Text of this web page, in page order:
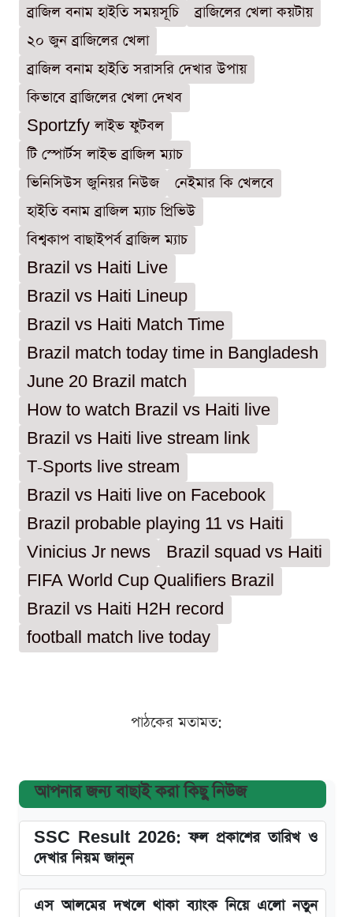
ব্রাজিল বনাম হাইতি সময়সূচি
ব্রাজিলের খেলা কয়টায়
২০ জুন ব্রাজিলের খেলা
ব্রাজিল বনাম হাইতি সরাসরি দেখার উপায়
কিভাবে ব্রাজিলের খেলা দেখব
Sportzfy লাইভ ফুটবল
টি স্পোর্টস লাইভ ব্রাজিল ম্যাচ
ভিনিসিউস জুনিয়র নিউজ
নেইমার কি খেলবে
হাইতি বনাম ব্রাজিল ম্যাচ প্রিভিউ
বিশ্বকাপ বাছাইপর্ব ব্রাজিল ম্যাচ
Brazil vs Haiti Live
Brazil vs Haiti Lineup
Brazil vs Haiti Match Time
Brazil match today time in Bangladesh
June 20 Brazil match
How to watch Brazil vs Haiti live
Brazil vs Haiti live stream link
T-Sports live stream
Brazil vs Haiti live on Facebook
Brazil probable playing 11 vs Haiti
Vinicius Jr news
Brazil squad vs Haiti
FIFA World Cup Qualifiers Brazil
Brazil vs Haiti H2H record
football match live today
পাঠকের মতামত:
আপনার জন্য বাছাই করা কিছু নিউজ
SSC Result 2026: ফল প্রকাশের তারিখ ও
দেখার নিয়ম জানুন
এস আলমের দখলে থাকা ব্যাংক নিয়ে এলো নতুন